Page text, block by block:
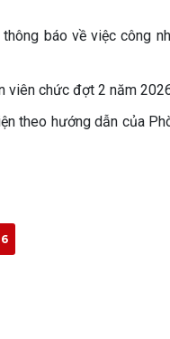
báo về việc công
viên chức đợt 2 năm
theo hướng dẫn của